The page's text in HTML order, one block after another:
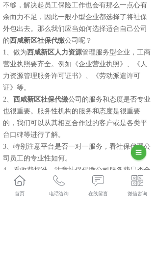
不够，解决起员工保险工作也会有那么一点心有
余而力不足，因此一般小型企业都选择了将社保
外包出去。那么我们应当如何选择适合自己公司
的西咸新区社保代缴公司呢？
1、做为西咸新区人力资源管理服务型企业，工商
营业执照要齐全。例如《企业营业执照》、《人
力资源管理服务许可证书》、《劳动派遣许可
证》等。
2、 西咸新区社保代缴公司的服务和态度是否专业
也很重要。服务性机构的服务和态度是很重要
的，我们可以从其相互合作过的客户或是各类平
台口碑等进行了解。
3、特别注意平台是否一对一服务，看社保代理公
司员工的专业性如何。
4、看收费标准。注意社保代缴公司服务费是否合
理，人力资源管理服务型企业想要长期地生存下
来，就需要有合理的收费标准机制，过高或过低
首页 电话咨询 在线留言 微信咨询